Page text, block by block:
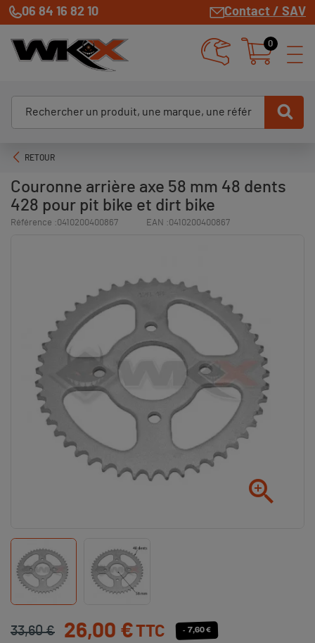
06 84 16 82 10 Contact / SAV
0
RETOUR
Couronne arrière axe 58 mm 48 dents
428 pour pit bike et dirt bike
Référence :0410200400867 EAN :0410200400867

33,60 € 26,00 €TTC - 7,60 €